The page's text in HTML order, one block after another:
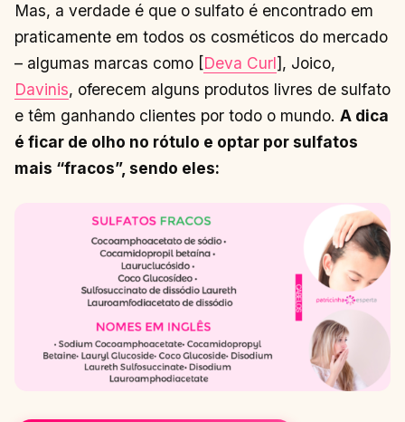
Mas, a verdade é que o sulfato é encontrado em
praticamente em todos os cosméticos do mercado
– algumas marcas como [Deva Curl], Joico,
Davinis, oferecem alguns produtos livres de sulfato
e têm ganhando clientes por todo o mundo. A dica
é ficar de olho no rótulo e optar por sulfatos
mais “fracos”, sendo eles: